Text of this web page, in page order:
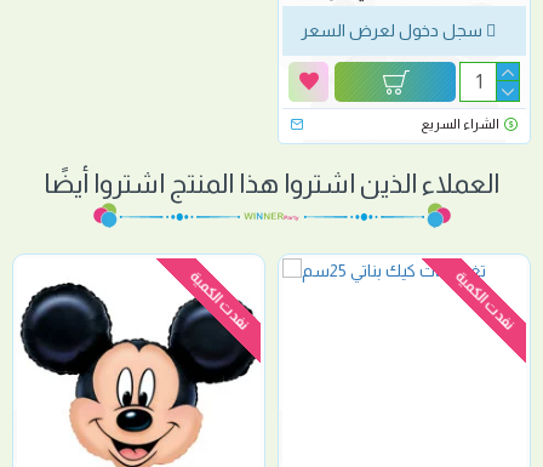
سجل دخول لعرض السعر
الشراء السريع
العملاء الذين اشتروا هذا المنتج اشتروا أيضًا
نفدت الكمية نفدت الكمية